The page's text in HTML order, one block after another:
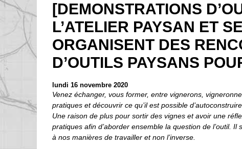
[DEMONSTRATIONS
L’ATELIER PAYSAN ET
ORGANISENT DES
D’OUTILS PAYSANS
lundi 16 novembre 2020
Venez échanger, vous former, entre vignerons,
pratiques et découvrir ce qu’il est possible
Une raison de plus pour sortir des vignes et avoir une
pratiques afin d’aborder ensemble la question de l’outil. Il
à nos manières de travailler et non l’inverse.